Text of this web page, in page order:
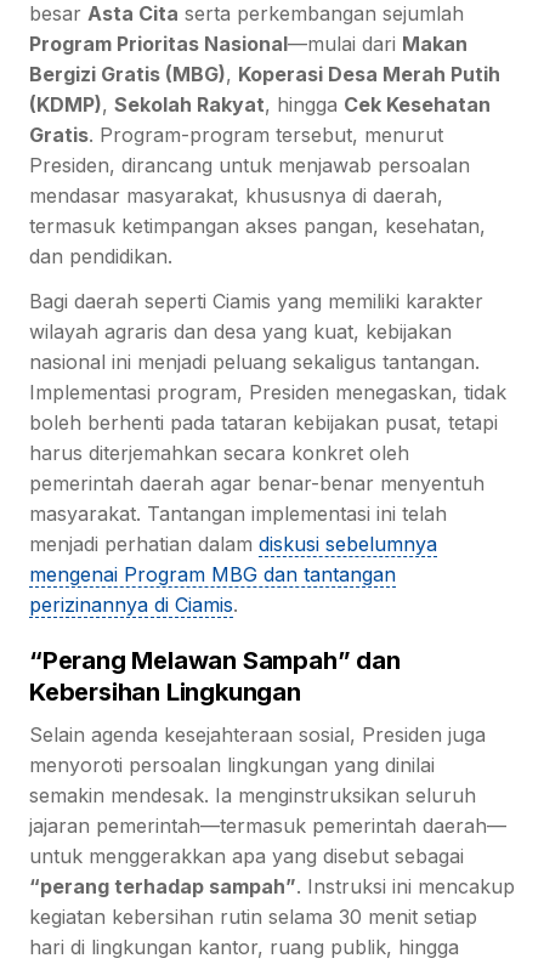
besar Asta Cita serta perkembangan sejumlah
Program Prioritas Nasional—mulai dari Makan
Bergizi Gratis (MBG), Koperasi Desa Merah Putih
(KDMP), Sekolah Rakyat, hingga Cek Kesehatan
Gratis. Program-program tersebut, menurut
Presiden, dirancang untuk menjawab persoalan
mendasar masyarakat, khususnya di daerah,
termasuk ketimpangan akses pangan, kesehatan,
dan pendidikan.
Bagi daerah seperti Ciamis yang memiliki karakter
wilayah agraris dan desa yang kuat, kebijakan
nasional ini menjadi peluang sekaligus tantangan.
Implementasi program, Presiden menegaskan, tidak
boleh berhenti pada tataran kebijakan pusat, tetapi
harus diterjemahkan secara konkret oleh
pemerintah daerah agar benar-benar menyentuh
masyarakat. Tantangan implementasi ini telah
menjadi perhatian dalam diskusi sebelumnya
mengenai Program MBG dan tantangan
perizinannya di Ciamis.
“Perang Melawan Sampah” dan
Kebersihan Lingkungan
Selain agenda kesejahteraan sosial, Presiden juga
menyoroti persoalan lingkungan yang dinilai
semakin mendesak. Ia menginstruksikan seluruh
jajaran pemerintah—termasuk pemerintah daerah—
untuk menggerakkan apa yang disebut sebagai
“perang terhadap sampah”. Instruksi ini mencakup
kegiatan kebersihan rutin selama 30 menit setiap
hari di lingkungan kantor, ruang publik, hingga